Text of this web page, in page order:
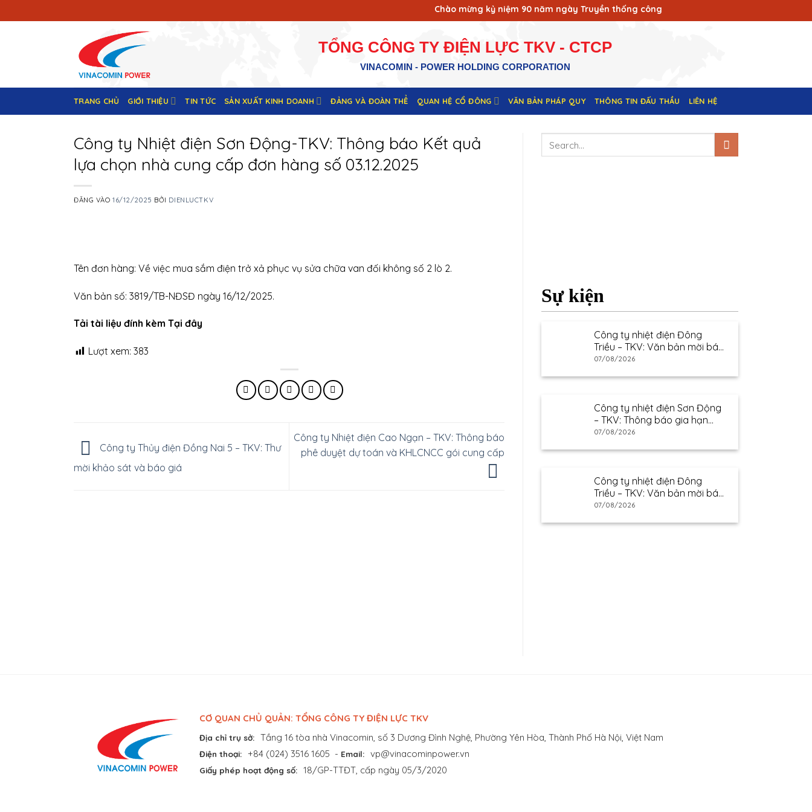
qua
Chào mừng kỷ niệm 90 năm ngày Truyền thống công nhân Vùng mỏ - Truyền thống ngành
TỔNG CÔNG TY ĐIỆN LỰC TKV - CTCP
VINACOMIN - POWER HOLDING CORPORATION
TRANG CHỦ GIỚI THIỆU TIN TỨC SẢN XUẤT KINH DOANH ĐẢNG VÀ ĐOÀN THỂ QUAN HỆ CỔ ĐÔNG VĂN BẢN PHÁP QUY THÔNG TIN ĐẤU THẦU LIÊN HỆ
Công ty Nhiệt điện Sơn Động-TKV: Thông báo Kết quả
lựa chọn nhà cung cấp đơn hàng số 03.12.2025
ĐĂNG VÀO16/12/2025 BỞI DIENLUCTKV
Tên đơn hàng: Về việc mua sắm điện trở xả phục vụ sửa chữa van đối không số 2 lò 2.
Văn bản số: 3819/TB-NĐSĐ ngày 16/12/2025.
Tải tài liệu đính kèm Tại đây
Lượt xem: 383
Công ty Thủy điện Đồng Nai 5 – TKV: Thư
mời khảo sát và báo giá
Công ty Nhiệt điện Cao Ngạn – TKV: Thông báo
phê duyệt dự toán và KHLCNCC gói cung cấp
Sự kiện
Công ty nhiệt điện Đông
Triều – TKV: Văn bản mời báo
giá
07/08/2026
Công ty nhiệt điện Sơn Động
– TKV: Thông báo gia hạn
thư mời báo giá
07/08/2026
Công ty nhiệt điện Đông
Triều – TKV: Văn bản mời báo
giá
07/08/2026
CƠ QUAN CHỦ QUẢN: TỔNG CÔNG TY ĐIỆN LỰC TKV
Địa chỉ trụ sở: Tầng 16 tòa nhà Vinacomin, số 3 Dương Đình Nghệ, Phường Yên Hòa, Thành Phố Hà Nội, Việt Nam
Điện thoại: +84 (024) 3516 1605 - Email: vp@vinacominpower.vn
Giấy phép hoạt động số: 18/GP-TTĐT, cấp ngày 05/3/2020